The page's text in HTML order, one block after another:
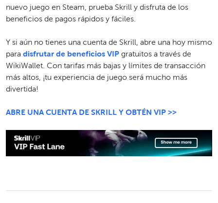
nuevo juego en Steam, prueba Skrill y disfruta de los
beneficios de pagos rápidos y fáciles.
Y si aún no tienes una cuenta de Skrill, abre una hoy mismo
para disfrutar de beneficios VIP gratuitos a través de
WikiWallet. Con tarifas más bajas y límites de transacción
más altos, ¡tu experiencia de juego será mucho más
divertida!
ABRE UNA CUENTA DE SKRILL Y OBTÉN VIP >>